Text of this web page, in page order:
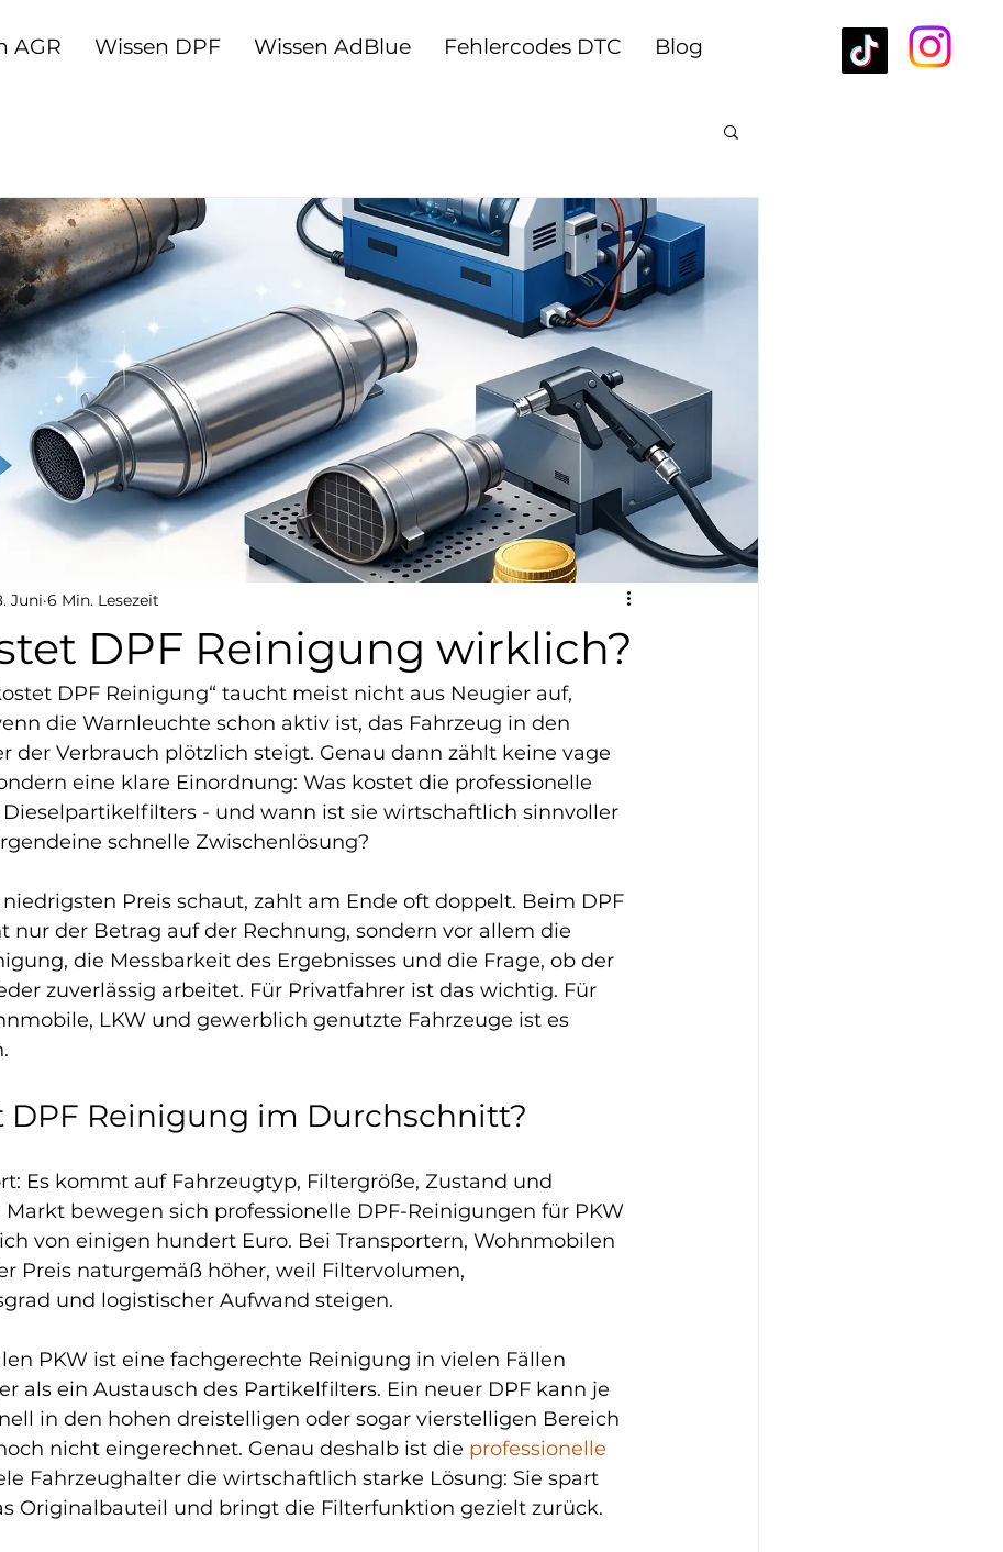
AGR Wissen DPF Wissen AdBlue Fehlercodes DTC Blog
DPF Reinigung wirklich?
Juni 6 Min. Lesezeit
DPF Reinigung“ taucht meist nicht aus Neugier auf,
die Warnleuchte schon aktiv ist, das Fahrzeug in den
der Verbrauch plötzlich steigt. Genau dann zählt keine vage
eine klare Einordnung: Was kostet die professionelle
- und wann ist sie wirtschaftlich sinnvoller
schnelle Zwischenlösung?
Preis schaut, zahlt am Ende oft doppelt. Beim DPF
nur der Betrag auf der Rechnung, sondern vor allem die
die Messbarkeit des Ergebnisses und die Frage, ob der
zuverlässig arbeitet. Für Privatfahrer ist das wichtig. Für
LKW und gewerblich genutzte Fahrzeuge ist es
DPF Reinigung im Durchschnitt?
Es kommt auf Fahrzeugtyp, Filtergröße, Zustand und
Markt bewegen sich professionelle DPF-Reinigungen für PKW
von einigen hundert Euro. Bei Transportern, Wohnmobilen
Preis naturgemäß höher, weil Filtervolumen,
und logistischer Aufwand steigen.
PKW ist eine fachgerechte Reinigung in vielen Fällen
als ein Austausch des Partikelfilters. Ein neuer DPF kann je
in den hohen dreistelligen oder sogar vierstelligen Bereich
nicht eingerechnet. Genau deshalb ist die professionelle
Fahrzeughalter die wirtschaftlich starke Lösung: Sie spart
Originalbauteil und bringt die Filterfunktion gezielt zurück.